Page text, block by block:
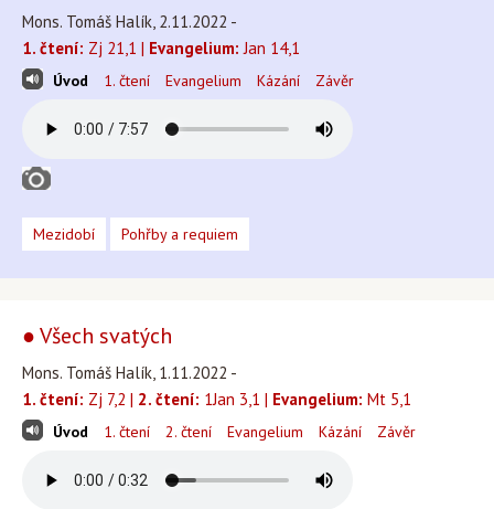
Mons. Tomáš Halík, 2.11.2022 -
1. čtení: Zj 21,1 | Evangelium: Jan 14,1
Úvod 1. čtení Evangelium Kázání Závěr
Mezidobí Pohřby a requiem
● Všech svatých
Mons. Tomáš Halík, 1.11.2022 -
1. čtení: Zj 7,2 | 2. čtení: 1Jan 3,1 | Evangelium: Mt 5,1
Úvod 1. čtení 2. čtení Evangelium Kázání Závěr